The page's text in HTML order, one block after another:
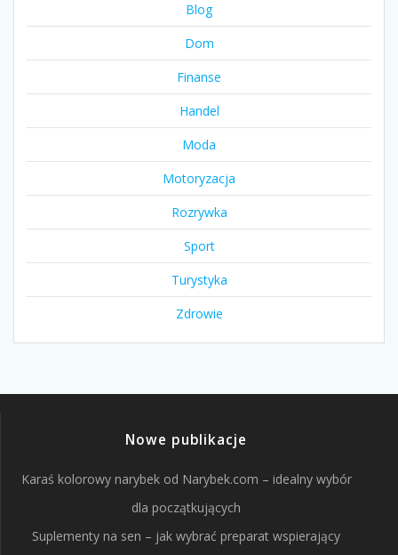
Blog
Dom
Finanse
Handel
Moda
Motoryzacja
Rozrywka
Sport
Turystyka
Zdrowie
Nowe publikacje
Karaś kolorowy narybek od Narybek.com – idealny wybór
dla początkujących
Suplementy na sen – jak wybrać preparat wspierający